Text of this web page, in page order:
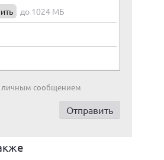
до 1024 МБ
личным сообщением